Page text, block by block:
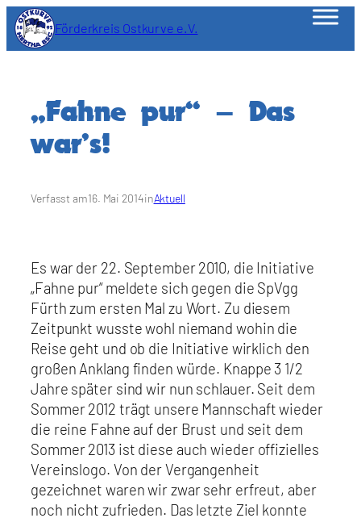
Zum
Inhalt
springen
Förderkreis Ostkurve e.V.
„Fahne pur“ – Das
war’s!
Verfasst am16. Mai 2014inAktuell
Es war der 22. September 2010, die Initiative
„Fahne pur“ meldete sich gegen die SpVgg
Fürth zum ersten Mal zu Wort. Zu diesem
Zeitpunkt wusste wohl niemand wohin die
Reise geht und ob die Initiative wirklich den
großen Anklang finden würde. Knappe 3 1/2
Jahre später sind wir nun schlauer. Seit dem
Sommer 2012 trägt unsere Mannschaft wieder
die reine Fahne auf der Brust und seit dem
Sommer 2013 ist diese auch wieder offizielles
Vereinslogo. Von der Vergangenheit
gezeichnet waren wir zwar sehr erfreut, aber
noch nicht zufrieden. Das letzte Ziel konnte